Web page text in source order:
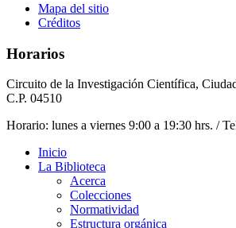
Mapa del sitio
Créditos
Horarios
Circuito de la Investigación Científica,
C.P. 04510
Horario: lunes a viernes 9:00 a 19:30 hrs. /
Inicio
La Biblioteca
Acerca
Colecciones
Normatividad
Estructura orgánica